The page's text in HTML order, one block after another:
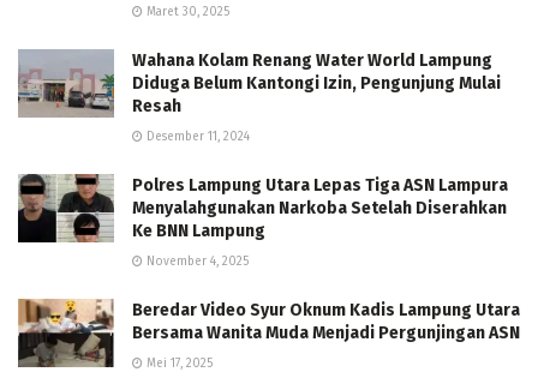
Maret 30, 2025
Wahana Kolam Renang Water World Lampung
Diduga Belum Kantongi Izin, Pengunjung Mulai
Resah
Desember 11, 2024
Polres Lampung Utara Lepas Tiga ASN Lampura
Menyalahgunakan Narkoba Setelah Diserahkan
Ke BNN Lampung
November 4, 2025
Beredar Video Syur Oknum Kadis Lampung Utara
Bersama Wanita Muda Menjadi Pergunjingan ASN
Mei 17, 2025